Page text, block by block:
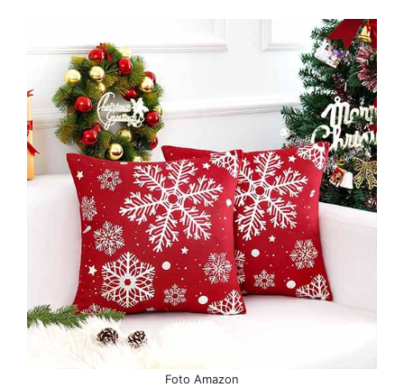
Foto Amazon